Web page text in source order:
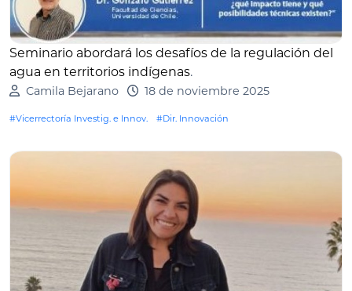
Seminario abordará los desafíos de la regulación del
agua en territorios indígenas.
Camila Bejarano 18 de noviembre 2025
#Vicerrectoría Investig. e Innov. #Dir. Innovación